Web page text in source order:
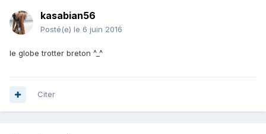
kasabian56
Posté(e) le 6 juin 2016
le globe trotter breton ^_^
Citer